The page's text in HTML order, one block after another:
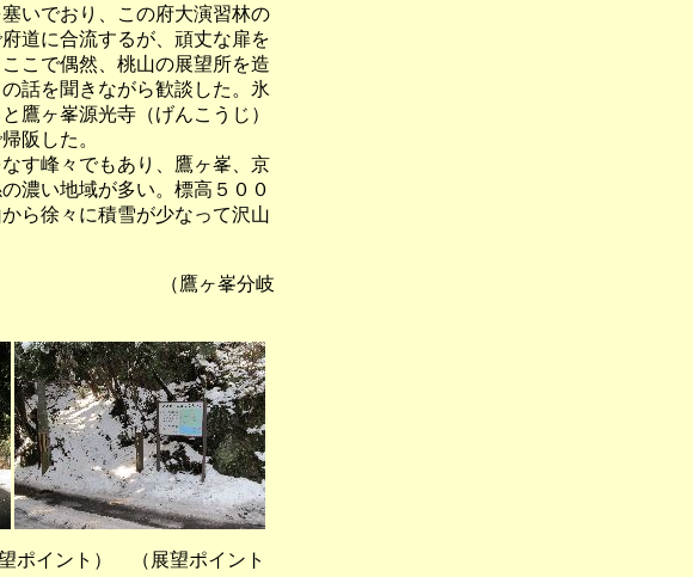
いでおり、この府大演習林の
道に合流するが、頑丈な扉を
こで偶然、桃山の展望所を造
話を聞きながら歓談した。氷
鷹ヶ峯源光寺（げんこうじ）
阪した。
す峰々でもあり、鷹ヶ峯、京
濃い地域が多い。標高５００
ら徐々に積雪が少なって沢山
） （鷹ヶ峯分岐
ント） （展望ポイント